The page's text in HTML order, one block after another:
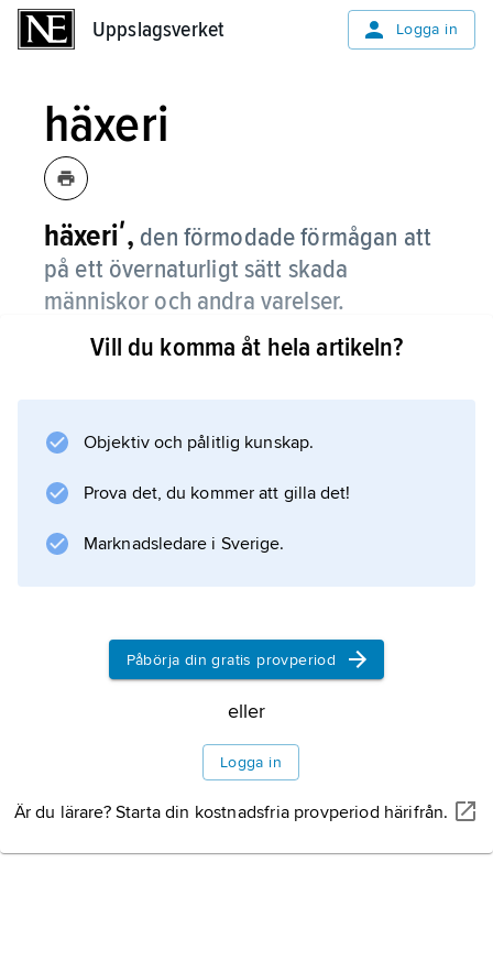
Uppslagsverket Logga in
häxeri
häxeriʹ, den förmodade förmågan att
på ett övernaturligt sätt skada
människor och andra varelser.
Häxeri förekommer i alla kulturer, men
Litteraturanvisning
Vill du komma åt hela artikeln?
Objektiv och pålitlig kunskap.
Prova det, du kommer att gilla det!
Marknadsledare i Sverige.
Påbörja din gratis provperiod
eller
Logga in
Är du lärare? Starta din kostnadsfria provperiod härifrån.